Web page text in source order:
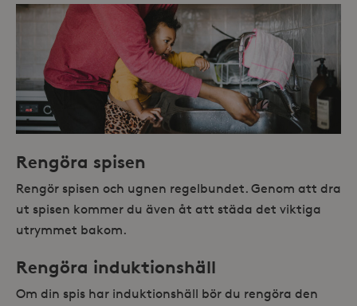
Rengöra spisen
Rengör spisen och ugnen regelbundet. Genom att dra
ut spisen kommer du även åt att städa det viktiga
utrymmet bakom.
Rengöra induktionshäll
Om din spis har induktionshäll bör du rengöra den